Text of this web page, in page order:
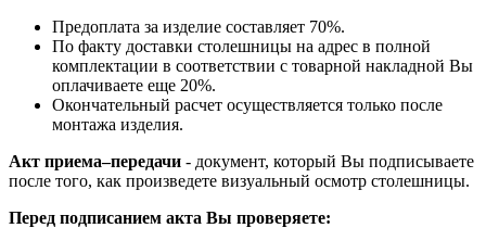
Предоплата за изделие составляет 70%.
По факту доставки столешницы на адрес в полной
комплектации в соответствии с товарной накладной Вы
оплачиваете еще 20%.
Окончательный расчет осуществляется только после
монтажа изделия.
Акт приема–передачи - документ, который Вы подписываете
после того, как произведете визуальный осмотр столешницы.
Перед подписанием акта Вы проверяете: